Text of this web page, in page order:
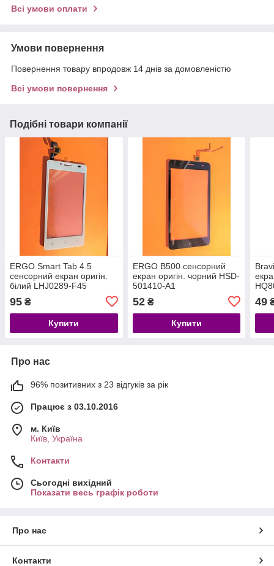
Всі умови оплати
Умови повернення
Повернення товару впродовж 14 днів за домовленістю
Всі умови повернення
Подібні товари компанії
ERGO Smart Tab 4.5
сенсорний екран оригін.
білий LHJ0289-F45
95 ₴
Купити
ERGO B500 сенсорний
екран оригін. чорний HSD-
501410-A1
52₴
Купити
49
Про нас
96% позитивних з 23 відгуків за рік
Працює з 03.10.2016
м. Київ
Київ, Україна
Контакти
Сьогодні вихідний
Показати весь графік роботи
Про нас
Контакти